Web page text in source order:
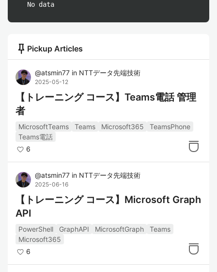
No data
push_pin Pickup Articles
@atsmin77 in NTTデータ先端技術
2025-05-12
【トレーニング コース】Teams電話 管理
者
MicrosoftTeams Teams Microsoft365
TeamsPhone
Teams電話
6
@atsmin77 in NTTデータ先端技術
2025-06-16
【トレーニング コース】Microsoft Graph
API
PowerShell GraphAPI MicrosoftGraph
Teams
Microsoft365
6